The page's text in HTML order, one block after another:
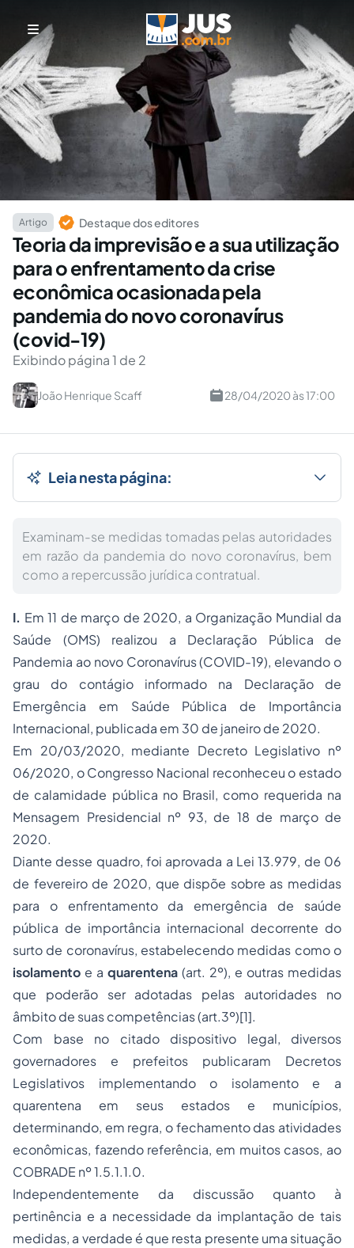
Artigo Destaque dos editores
Teoria da imprevisão e a sua utilização
para o enfrentamento da crise
econômica ocasionada pela
pandemia do novo coronavírus
(covid-19)
Exibindo página 1 de 2
João Henrique Scaff 28/04/2020 às 17:00
Leia nesta página:
Examinam-se medidas tomadas pelas autoridades
em razão da pandemia do novo coronavírus, bem
como a repercussão jurídica contratual.
I. Em 11 de março de 2020, a Organização Mundial da
Saúde (OMS) realizou a Declaração Pública de
Pandemia ao novo Coronavírus (COVID-19), elevando o
grau do contágio informado na Declaração de
Emergência em Saúde Pública de Importância
Internacional, publicada em 30 de janeiro de 2020.
Em 20/03/2020, mediante Decreto Legislativo nº
06/2020, o Congresso Nacional reconheceu o estado
de calamidade pública no Brasil, como requerida na
Mensagem Presidencial nº 93, de 18 de março de
2020.
Diante desse quadro, foi aprovada a Lei 13.979, de 06
de fevereiro de 2020, que dispõe sobre as medidas
para o enfrentamento da emergência de saúde
pública de importância internacional decorrente do
surto de coronavírus, estabelecendo medidas como o
isolamento e a quarentena (art. 2º), e outras medidas
que poderão ser adotadas pelas autoridades no
âmbito de suas competências (art.3º)[1].
Com base no citado dispositivo legal, diversos
governadores e prefeitos publicaram Decretos
Legislativos implementando o isolamento e a
quarentena em seus estados e municípios,
determinando, em regra, o fechamento das atividades
econômicas, fazendo referência, em muitos casos, ao
COBRADE nº 1.5.1.1.0.
Independentemente da discussão quanto à
pertinência e a necessidade da implantação de tais
medidas, a verdade é que resta presente uma situação